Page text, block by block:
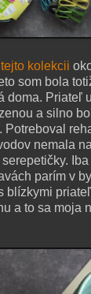
kolekcii
som bola
doma. Priateľ
a silno
Potreboval
nemala
parím v
blízkymi
a to sa moja